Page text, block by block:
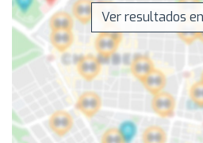
Ver resultados